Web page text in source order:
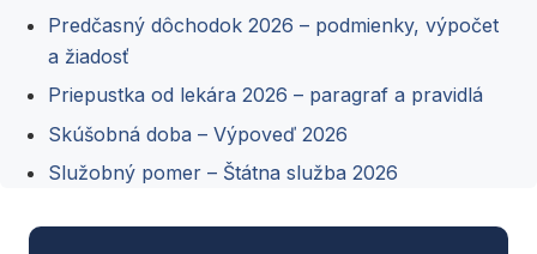
Predčasný dôchodok 2026 – podmienky, výpočet
a žiadosť
Priepustka od lekára 2026 – paragraf a pravidlá
Skúšobná doba – Výpoveď 2026
Služobný pomer – Štátna služba 2026